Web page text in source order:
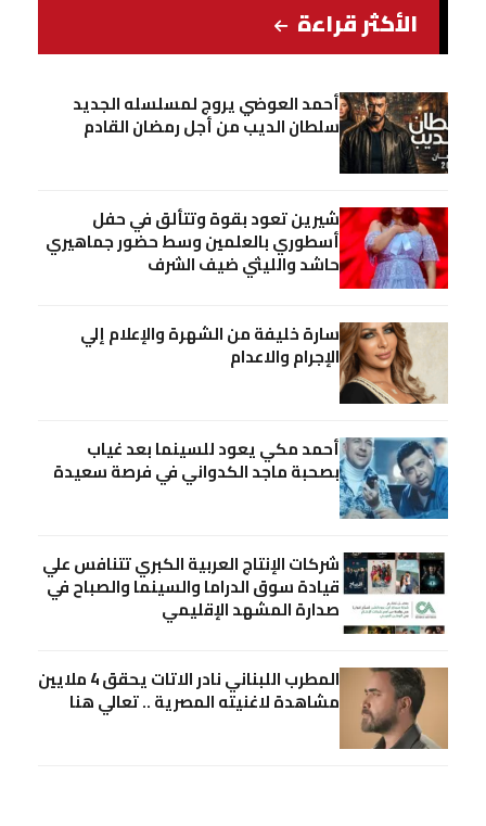
الأكثر قراءة
أحمد العوضي يروج لمسلسله الجديد
سلطان الديب من أجل رمضان القادم
شيرين تعود بقوة وتتألق في حفل
أسطوري بالعلمين وسط حضور جماهيري
حاشد والليثي ضيف الشرف
سارة خليفة من الشهرة والإعلام إلي
الإجرام والاعدام
أحمد مكي يعود للسينما بعد غياب
بصحبة ماجد الكدواني في فرصة سعيدة
شركات الإنتاج العربية الكبري تتنافس علي
قيادة سوق الدراما والسينما والصباح في
صدارة المشهد الإقليمي
المطرب اللبناني نادر الاتات يحقق 4 ملايين
مشاهدة لاغنيته المصرية .. تعالي هنا